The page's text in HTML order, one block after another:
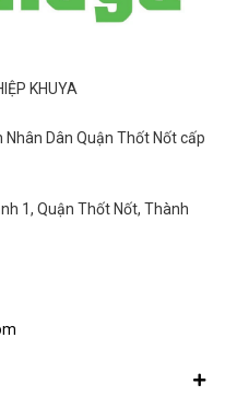
KHUYA
Nhân Dân Quận Thốt Nốt cấp
1, Quận Thốt Nốt, Thành